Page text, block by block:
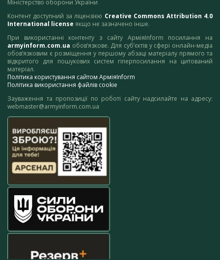
Міністерство оборони України
Контент доступний за ліцензією Creative Commons Attribution 4.0
International license якщо не зазначено інше.
При використанні контенту з сайту АрміяInform посилання на
armyinform.com.ua обов’язкове. Для суб’єктів у сфері онлайн-медіа
обов’язковим є розміщення у першому абзаці матеріалу прямого та
відкритого для пошукових систем гіперпосилання на цитований
матеріал.
Політика користування сайтом АрміяInform
Політика використання файлів cookie
Зауваження та пропозиції по роботі сайту надсилайте на адресу:
webmaster@armyinform.com.ua